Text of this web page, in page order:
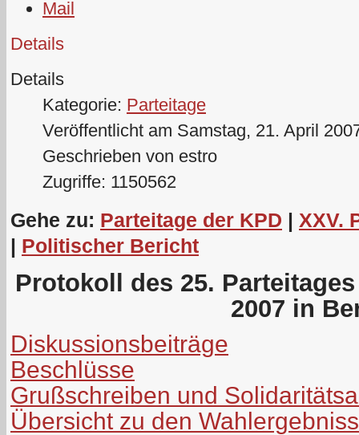
Details
Details
Kategorie: Parteitage
Veröffentlicht am Samstag, 21. April
Geschrieben von estro
Zugriffe: 1150562
Gehe zu: Parteitage der KPD | XXV.
| Politischer Bericht
Protokoll des 25.
2007 in
Diskussionsbeiträge
Beschlüsse
Grußschreiben und
Übersicht zu den